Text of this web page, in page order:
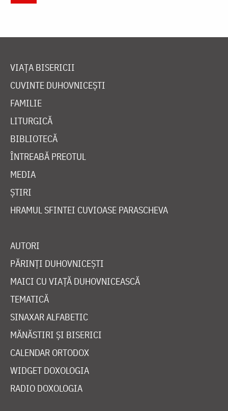
VIAȚA BISERICII
CUVINTE DUHOVNICEȘTI
FAMILIE
LITURGICĂ
BIBLIOTECĂ
ÎNTREABĂ PREOTUL
MEDIA
ȘTIRI
HRAMUL SFINTEI CUVIOASE PARASCHEVA
AUTORI
PĂRINȚI DUHOVNICEȘTI
MAICI CU VIAȚĂ DUHOVNICEASCĂ
TEMATICĂ
SINAXAR ALFABETIC
MĂNĂSTIRI ȘI BISERICI
CALENDAR ORTODOX
WIDGET DOXOLOGIA
RADIO DOXOLOGIA